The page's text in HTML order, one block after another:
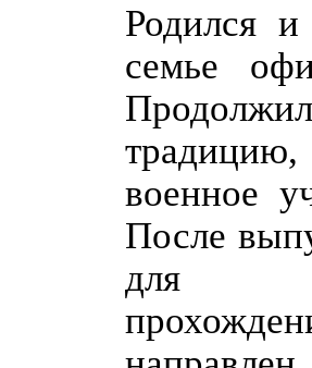
Родился
семье
военное
После
для